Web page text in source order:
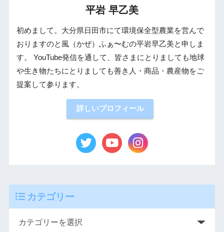
平岩 早乙美
初めまして。大分県日田市にて環境保全型農業を営んで
おりますのと風（かぜ）ふぁ〜むの平岩早乙美と申しま
す。 YouTube発信を通して、皆さまにとりましても地球
や生き物たちにとりましても善き人・商品・農産物をご
提案して参ります。
詳しいプロフィール
カテゴリー